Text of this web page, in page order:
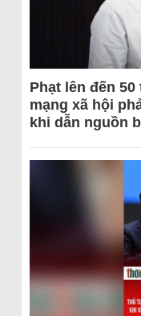
Phạt lên đến
mạng xã hội
khi dẫn nguồn